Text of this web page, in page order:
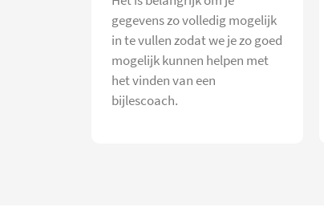
gegevens zo volledig mogelijk
in te vullen zodat we je zo goed
mogelijk kunnen helpen met
het vinden van een
bijlescoach.